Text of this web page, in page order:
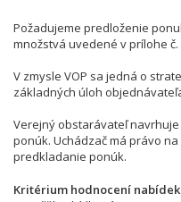
Požadujeme predloženie
množstvá uvedené v prílohe
V zmysle VOP sa jedná o
základných úloh
Verejný obstarávateľ
ponúk. Uchádzač má právo
predkladanie ponúk.
Kritérium hodnocení nabídek